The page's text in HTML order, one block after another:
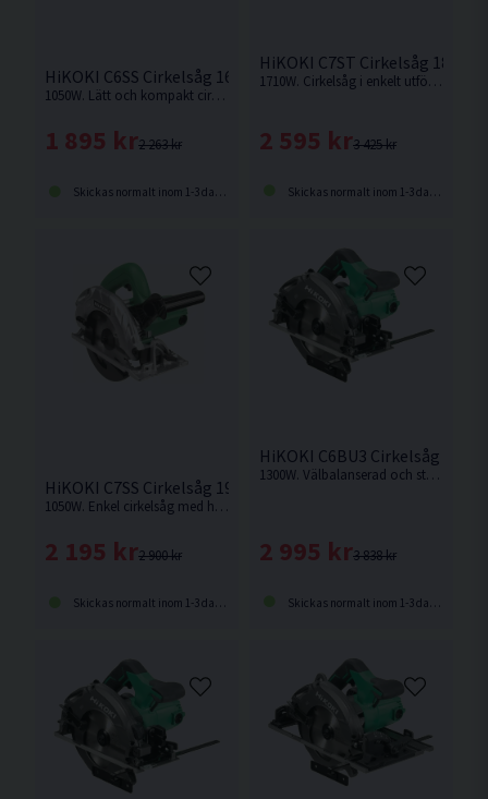
HiKOKI C6SS Cirkelsåg 165mm (1050W)
1050W. Lätt och kompakt cirkelsåg med hög kapkapacitet
2 263 kr
1 895 kr
Skickas normalt inom 1-3 dagar
HiKOKI C7ST Cirkelsåg
1710W. Cirkelsåg i enkelt utförande med hög kapkapacitet.
3 425 kr
2 595 kr
Skickas normalt inom 1-3 dagar
HiKOKI C7SS Cirkelsåg 190mm (1050W)
1050W. Enkel cirkelsåg med hög kapkapacitet
2 900 kr
2 195 kr
Skickas normalt inom 1-3 dagar
HiKOKI C6BU3 Cirkelsåg
1300W. Välbalanserad och stark cirkelsåg med hög kapacitet för krävande jobb
3 838 kr
2 995 kr
Skickas normalt inom 1-3 dagar